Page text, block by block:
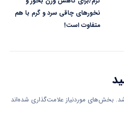
نخورهای چاقی سرد و گرم با هم
متفاوت است!
بخش‌های موردنیاز علامت‌گذاری شده‌اند